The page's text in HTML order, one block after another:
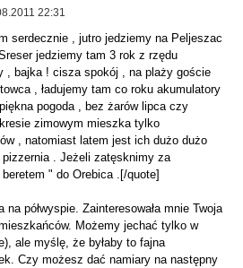
22:31
serdecznie , jutro jedziemy na Peljeszac
jedziemy tam 3 rok z rzędu
, bajka ! cisza spokój , na plaży goście
, ładujemy tam co roku akumulatory
pogoda , bez żarów lipca czy
zimowym mieszka tylko
, natomiast latem jest ich dużo dużo
. Jeżeli zatęsknimy za
" do Orebica .[/quote]
półwyspie. Zainteresowała mnie Twoja
Możemy jechać tylko w
ale myślę, że byłaby to fajna
Czy możesz dać namiary na następny